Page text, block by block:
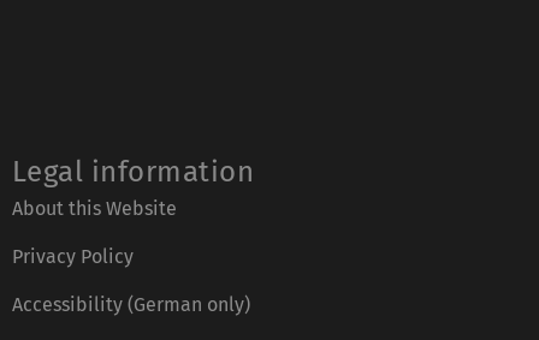
Legal information
About this Website
Privacy Policy
Accessibility (German only)